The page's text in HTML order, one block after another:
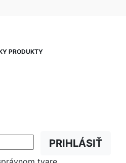
PRODUKTY
PRIHLÁSIŤ